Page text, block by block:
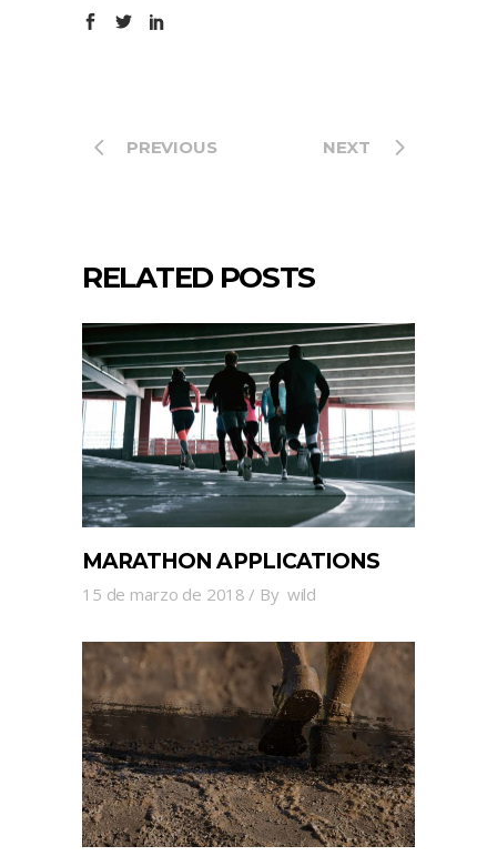
PREVIOUS NEXT
RELATED POSTS
MARATHON APPLICATIONS
15 de marzo de 2018 By wild